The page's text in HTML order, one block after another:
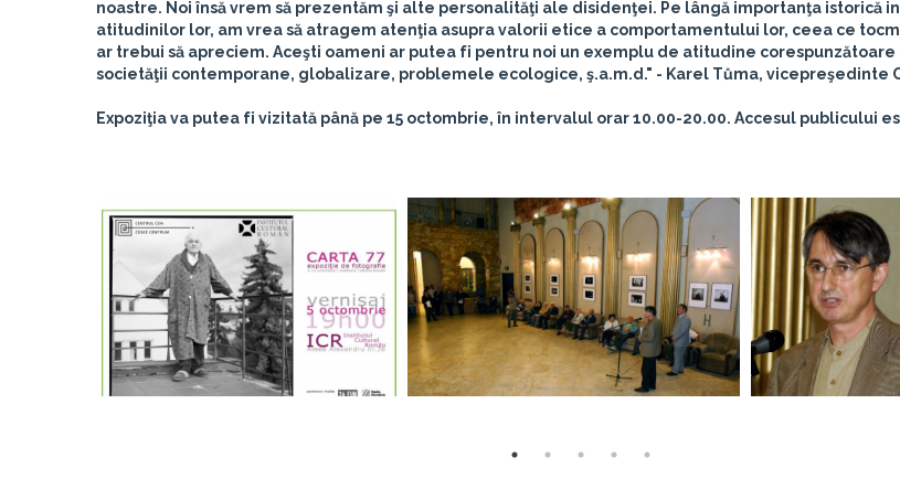
noastre. Noi însă vrem să prezentăm şi alte personalităţi ale disidenţei. Pe lângă importanţa istorică
atitudinilor lor, am vrea să atragem atenţia asupra valorii etice a comportamentului lor, ceea ce
ar trebui să apreciem. Aceşti oameni ar putea fi pentru noi un exemplu de atitudine
societăţii contemporane, globalizare, problemele ecologice, ş.a.m.d." - Karel Tůma, vicepreşedinte
Expoziţia va putea fi vizitată până pe 15 octombrie, în intervalul orar 10.00-20.00. Accesul publicului